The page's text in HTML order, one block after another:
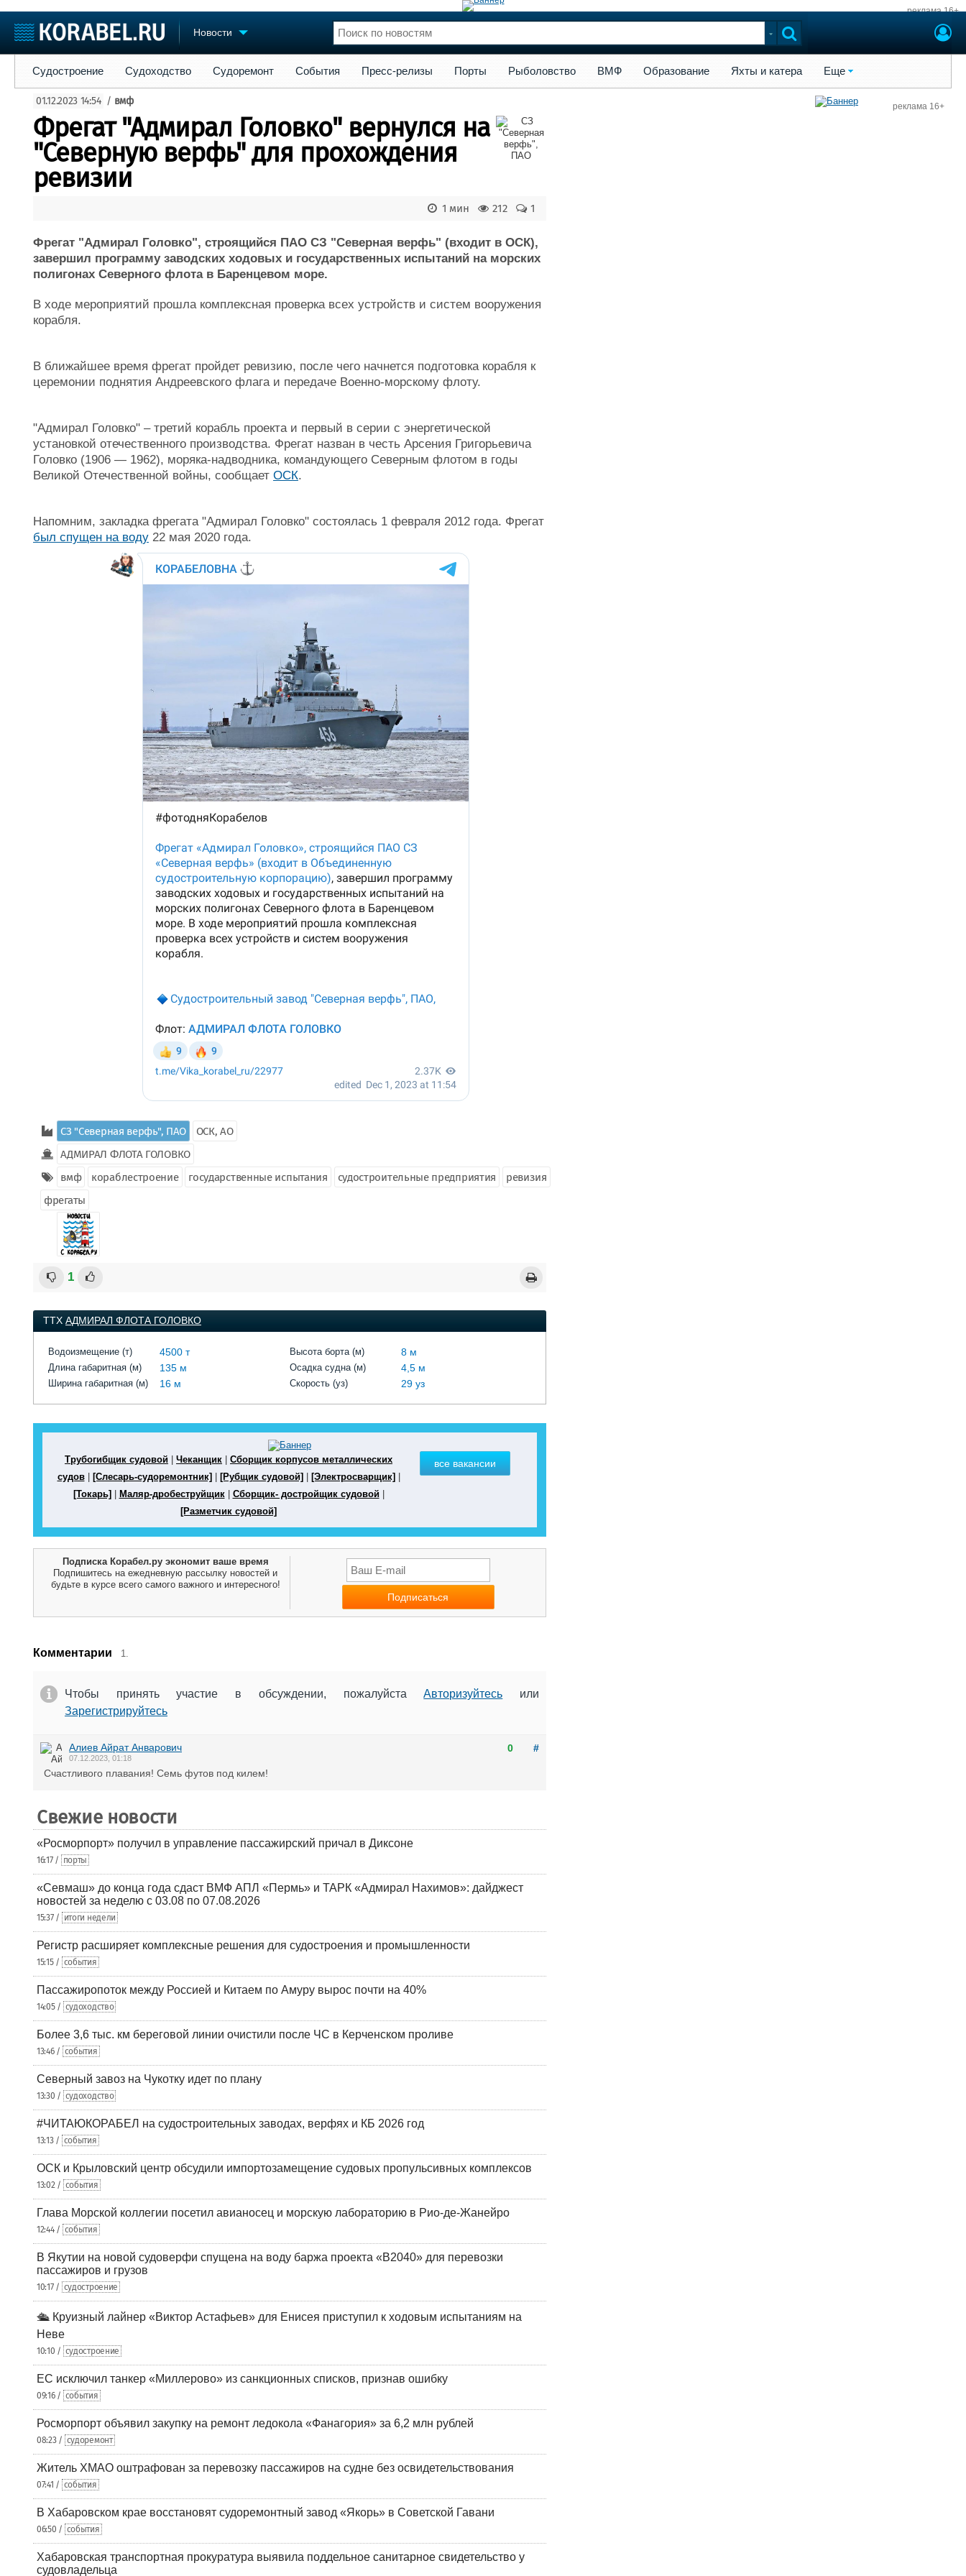
реклама 16+
Новости
Судостроение
Пульс
Новости
Компании
Репутация
Работа
Крюинг
Торговая площадка
Доска объявлений
Продажа флота
Оборудование
Изделия
Конференции
Личности
Флот
Форум
Все службы
Судостроение Судоходство Судоремонт События Пресс-релизы Порты Рыболовство ВМФ Образование Яхты и катера Еще
01.12.2023 14:54 / вмф
Фрегат "Адмирал Головко" вернулся на
"Северную верфь" для прохождения
ревизии
1
212
1 мин
Фрегат "Адмирал Головко", строящийся ПАО СЗ "Северная верфь" (входит в ОСК),
завершил программу заводских ходовых и государственных испытаний на морских
полигонах Северного флота в Баренцевом море.
В ходе мероприятий прошла комплексная проверка всех устройств и систем вооружения
корабля.
В ближайшее время фрегат пройдет ревизию, после чего начнется подготовка корабля к
церемонии поднятия Андреевского флага и передаче Военно-морскому флоту.
"Адмирал Головко" – третий корабль проекта и первый в серии с энергетической
установкой отечественного производства. Фрегат назван в честь Арсения Григорьевича
Головко (1906 — 1962), моряка-надводника, командующего Северным флотом в годы
Великой Отечественной войны, сообщает ОСК.
Напомним, закладка фрегата "Адмирал Головко" состоялась 1 февраля 2012 года. Фрегат
был спущен на воду 22 мая 2020 года.
СЗ "Северная верфь", ПАО
ОСК, АО
АДМИРАЛ ФЛОТА ГОЛОВКО
вмф
кораблестроение государственные испытания судостроительные предприятия
ревизия
фрегаты
1
ТТХ АДМИРАЛ ФЛОТА ГОЛОВКО
Водоизмещение (т) 4500 т
Длина габаритная (м) 135 м
Ширина габаритная (м) 16 м
Высота борта (м) 8 м
Осадка судна (м) 4,5 м
Скорость (уз) 29 уз
Трубогибщик судовой Чеканщик
Сборщик корпусов металлических
судов| [Слесарь-судоремонтник] [Рубщик судовой] [Электросварщик]
[Токарь]
Маляр-дробеструйщик| Сборщик- достройщик судовой|
[Разметчик судовой]
все вакансии
Подписка Корабел.ру экономит ваше время
Подпишитесь на ежедневную рассылку новостей и
будьте в курсе всего самого важного и интересного!
Комментарии 1.
Чтобы принять участие в обсуждении, пожалуйстаАвторизуйтесь или
Зарегистрируйтесь
0 #
Алиев Айрат Анварович
07.12.2023, 01:18
Счастливого плавания! Семь футов под килем!
Свежие новости
«Росморпорт» получил в управление пассажирский причал в Диксоне
16:17 / порты
«Севмаш» до конца года сдаст ВМФ АПЛ «Пермь» и ТАРК «Адмирал Нахимов»: дайджест
новостей за неделю с 03.08 по 07.08.2026
15:37 / итоги недели
Регистр расширяет комплексные решения для судостроения и промышленности
15:15 / события
Пассажиропоток между Россией и Китаем по Амуру вырос почти на 40%
14:05 / судоходство
Более 3,6 тыс. км береговой линии очистили после ЧС в Керченском проливе
13:46 / события
Северный завоз на Чукотку идет по плану
13:30 / судоходство
#ЧИТАЮКОРАБЕЛ на судостроительных заводах, верфях и КБ 2026 год
13:13 / события
ОСК и Крыловский центр обсудили импортозамещение судовых пропульсивных комплексов
13:02 / события
Глава Морской коллегии посетил авианосец и морскую лабораторию в Рио-де-Жанейро
12:44 / события
В Якутии на новой судоверфи спущена на воду баржа проекта «В2040» для перевозки
пассажиров и грузов
10:17 / судостроение
🛳️ Круизный лайнер «Виктор Астафьев» для Енисея приступил к ходовым испытаниям на
Неве
10:10 / судостроение
ЕС исключил танкер «Миллерово» из санкционных списков, признав ошибку
09:16 / события
Росморпорт объявил закупку на ремонт ледокола «Фанагория» за 6,2 млн рублей
08:23 / судоремонт
Житель ХМАО оштрафован за перевозку пассажиров на судне без освидетельствования
07:41 / события
В Хабаровском крае восстановят судоремонтный завод «Якорь» в Советской Гавани
06:50 / события
Хабаровская транспортная прокуратура выявила поддельное санитарное свидетельство у
судовладельца
реклама 16+